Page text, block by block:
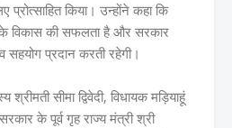
किया। उन्होंने कहा कि
विकास की सफलता है और सरकार
प्रदान करती रहेगी।
सीमा द्विवेदी, विधायक मड़ियाहूं
के पूर्व गृह राज्य मंत्री श्री